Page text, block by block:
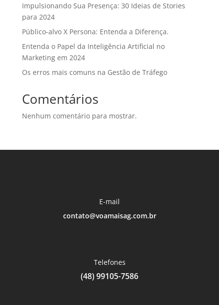
Impulsionando Sua Presença: 30 Ideias de Stories
para 2024
Público-alvo X Persona: Entenda a Diferença.
Entenda o Papel da Inteligência Artificial no
Marketing em 2024
Os erros mais comuns na Gestão de Tráfego
Comentários
Nenhum comentário para mostrar.
E-mail
contato@voamaisag.com.br
Telefones
(48) 99105-7586